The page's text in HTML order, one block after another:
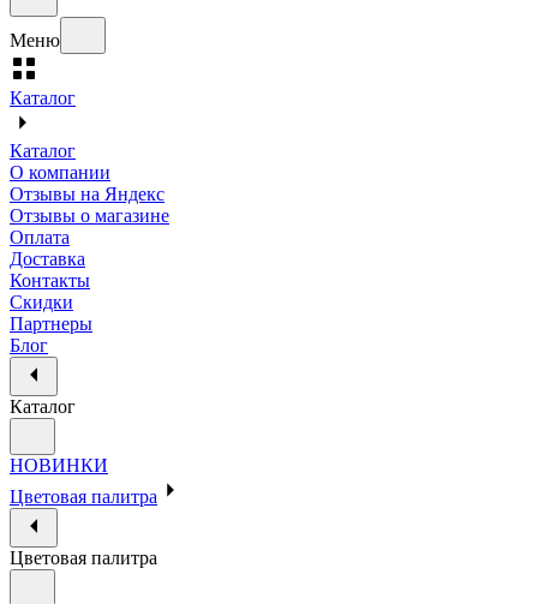
Меню
Каталог
Каталог
О компании
Отзывы на Яндекс
Отзывы о магазине
Оплата
Доставка
Контакты
Скидки
Партнеры
Блог
Каталог
НОВИНКИ
Цветовая палитра
Цветовая палитра